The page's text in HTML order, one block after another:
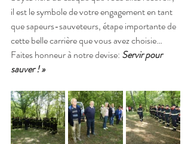
il est le symbole de votre engagement en tant
que sapeurs-sauveteurs, étape importante de
cette belle carrière que vous avez choisie…
Faites honneur à notre devise: Servir pour
sauver ! »